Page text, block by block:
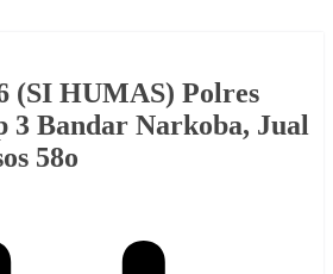
(SI HUMAS) Polres
3 Bandar Narkoba, Jual
58o